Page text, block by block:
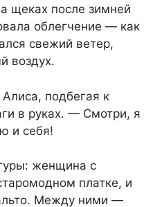
щеках после зимней
облегчение — как
свежий ветер,
воздух.
подбегая к
в руках. — Смотри, я
и себя!
женщина с
платке, и
Между ними —